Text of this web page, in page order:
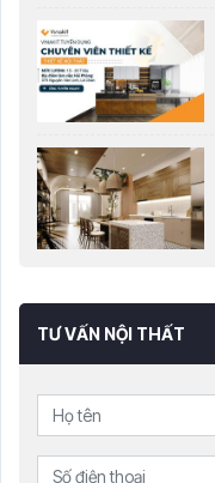
TƯ VẤN NỘI THẤT